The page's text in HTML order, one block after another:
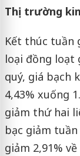
Thị trường
Kết thúc tuần
loại đồng loạt
quý, giá bạch
4,43% xuống
giảm thứ hai
bạc giảm
giảm 2,91%